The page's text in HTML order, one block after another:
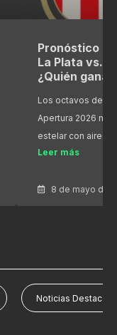
Pronóstico
La Plata vs.
¿Quién gana?
Los octavos de
Apertura 2026
estelar con aires
Leer más
8 de mayo de
Noticias